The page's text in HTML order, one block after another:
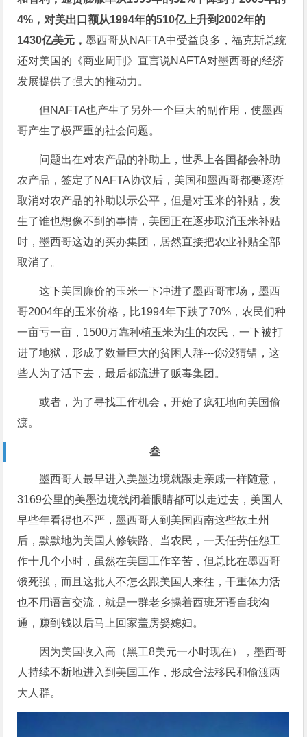
4%，对美出口额从1994年的510亿上升到2002年的
1430亿美元，墨西哥从NAFTA中受益良多，福克斯总统
还对美国的《商业周刊》直言说NAFTA对墨西哥的经济
发展提供了强大的推动力。
但NAFTA也产生了另外一个巨大的副作用，使墨西
哥产生了极严重的社会问题。
问题出在对农产品的补助上，世界上各国都会补助
农产品，签定了NAFTA协议后，美国和墨西哥都要逐渐
取消对农产品的补助以示公平，但是对玉米的补贴，发
生了谁也想像不到的事情，美国正在逐步取消玉米补贴
时，墨西哥这边的买办集团，居然直接把农业补贴全部
取消了。
这下美国廉价的玉米一下冲进了墨西哥市场，墨西
哥2004年的玉米价格，比1994年下跌了70%，农民们种
一亩亏一亩，1500万靠种植玉米为生的农民，一下被打
进了地狱，形成了数量巨大的贫困人群---你没猜错，这
些人为了活下去，最后都流进了贩毒集团。
或者，为了寻找工作机会，开始了疯狂地向美国偷
渡。
叁
墨西哥人最早进入美墨边境就跟走亲戚一样随意，
3169公里的美墨边境线闭着眼睛都可以走过去，美国人
早些年看得也不严，墨西哥人到美国西南这些故土州
后，默默地为美国人修铁路、当农民，一天任劳任怨工
作十几个小时，虽然在美国工作辛苦，但总比在墨西哥
饿死强，而且这批人不怎么跟美国人来往，干重体力活
也不用语言交流，就是一群老乡操着西班牙语自我沟
通，赚到钱以后马上回家盖房娶媳妇。
因为美国收入高（黑工8美元一小时现在），墨西哥
人持续不断地进入到美国工作，形成合法移民和偷渡两
大人群。